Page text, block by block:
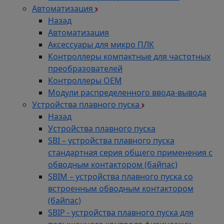
Автоматизация
Назад
Автоматизация
Аксессуары для микро ПЛК
Контроллеры компактные для частотных
преобразователей
Контроллеры ОЕМ
Модули распределенного ввода-вывода
Устройства плавного пуска
Назад
Устройства плавного пуска
SBI – устройства плавного пуска
стандартная серия общего применения с
обводным контактором (байпас)
SBIM – устройства плавного пуска со
встроенным обводным контактором
(байпас)
SBIP - устройства плавного пуска для